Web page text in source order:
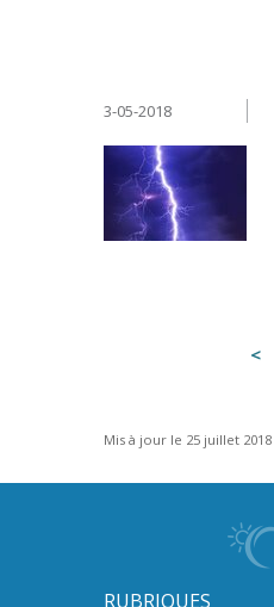
3-05-2018
Mis à jour le 25 juillet 2018
RUBRIQUES